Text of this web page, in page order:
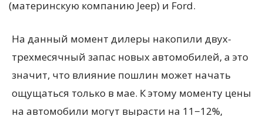
(материнскую компанию Jeep) и Ford.
На данный момент дилеры накопили двух-
трехмесячный запас новых автомобилей, а это
значит, что влияние пошлин может начать
ощущаться только в мае. К этому моменту цены
на автомобили могут вырасти на 11−12%,